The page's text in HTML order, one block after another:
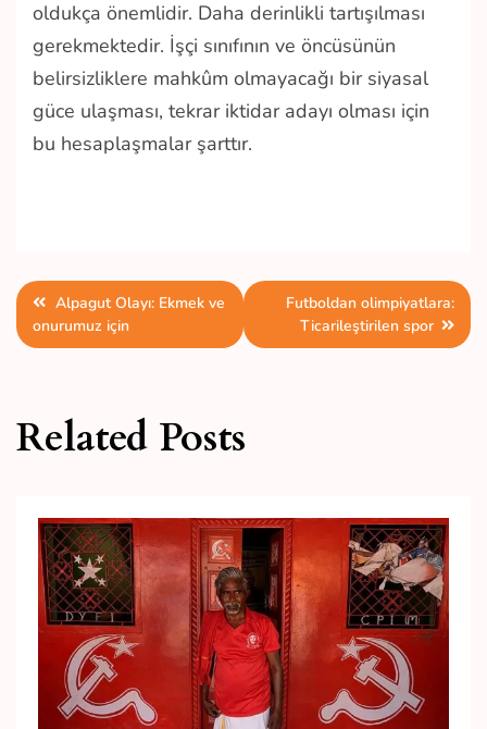
oldukça önemlidir. Daha derinlikli tartışılması
gerekmektedir. İşçi sınıfının ve öncüsünün
belirsizliklere mahkûm olmayacağı bir siyasal
güce ulaşması, tekrar iktidar adayı olması için
bu hesaplaşmalar şarttır.
Yazı
gezinmesi
Alpagut Olayı: Ekmek ve
onurumuz için
Futboldan olimpiyatlara:
Ticarileştirilen spor
Related Posts